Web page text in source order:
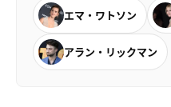
エマ・ワトソン
アラン・リックマン